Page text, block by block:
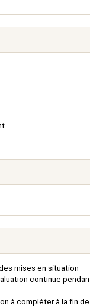
mises en situation
continue
à compléter à la fin